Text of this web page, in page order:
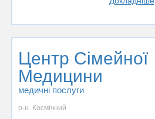
Центр Сімейної
Медицини
медичні послуги
р-н. Космічний